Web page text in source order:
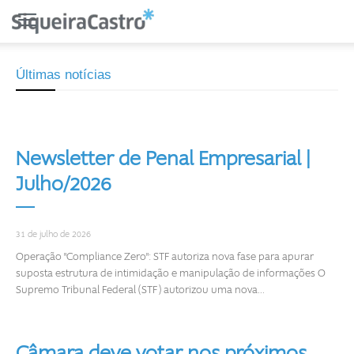
Últimas notícias
Newsletter de Penal Empresarial |
Julho/2026
31 de julho de 2026
Operação "Compliance Zero": STF autoriza nova fase para apurar
suposta estrutura de intimidação e manipulação de informações O
Supremo Tribunal Federal (STF) autorizou uma nova...